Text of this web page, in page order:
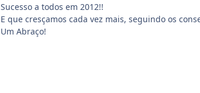
Sucesso a todos em 2012!!
E que cresçamos cada vez mais, seguindo os
Um Abraço!